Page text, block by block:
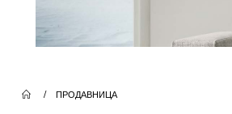
ПРОДАВНИЦА